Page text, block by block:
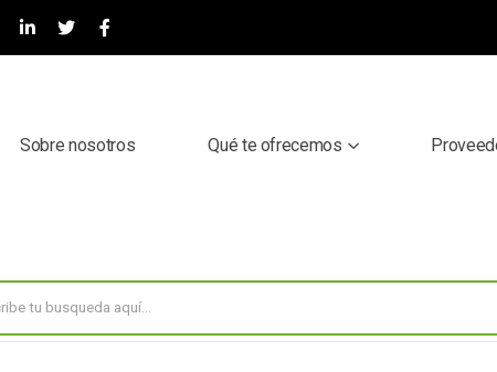
Sobre nosotros Qué te ofrecemos